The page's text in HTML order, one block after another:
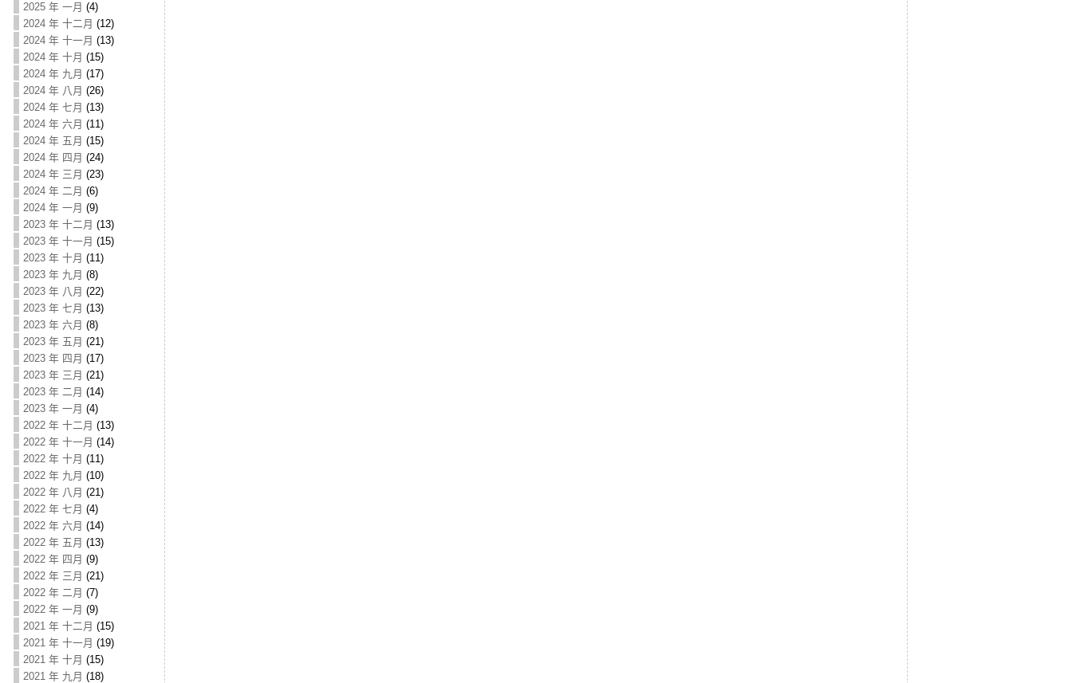
2025 年 一月 (4)
2024 年 十二月 (12)
2024 年 十一月 (13)
2024 年 十月 (15)
2024 年 九月 (17)
2024 年 八月 (26)
2024 年 七月 (13)
2024 年 六月 (11)
2024 年 五月 (15)
2024 年 四月 (24)
2024 年 三月 (23)
2024 年 二月 (6)
2024 年 一月 (9)
2023 年 十二月 (13)
2023 年 十一月 (15)
2023 年 十月 (11)
2023 年 九月 (8)
2023 年 八月 (22)
2023 年 七月 (13)
2023 年 六月 (8)
2023 年 五月 (21)
2023 年 四月 (17)
2023 年 三月 (21)
2023 年 二月 (14)
2023 年 一月 (4)
2022 年 十二月 (13)
2022 年 十一月 (14)
2022 年 十月 (11)
2022 年 九月 (10)
2022 年 八月 (21)
2022 年 七月 (4)
2022 年 六月 (14)
2022 年 五月 (13)
2022 年 四月 (9)
2022 年 三月 (21)
2022 年 二月 (7)
2022 年 一月 (9)
2021 年 十二月 (15)
2021 年 十一月 (19)
2021 年 十月 (15)
2021 年 九月 (18)